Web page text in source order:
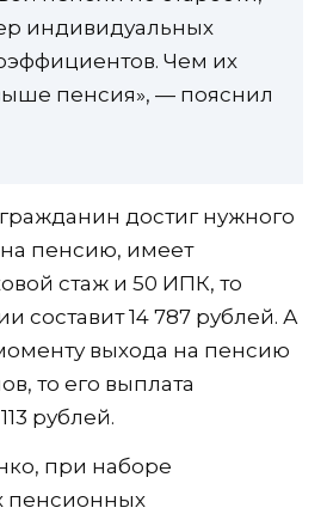
индивидуальных
Чем их
пенсия», — пояснил
достиг нужного
на пенсию, имеет
стаж и 50 ИПК, то
составит 14 787 рублей. А
выхода на пенсию
то его выплата
рублей.
при наборе
пенсионных